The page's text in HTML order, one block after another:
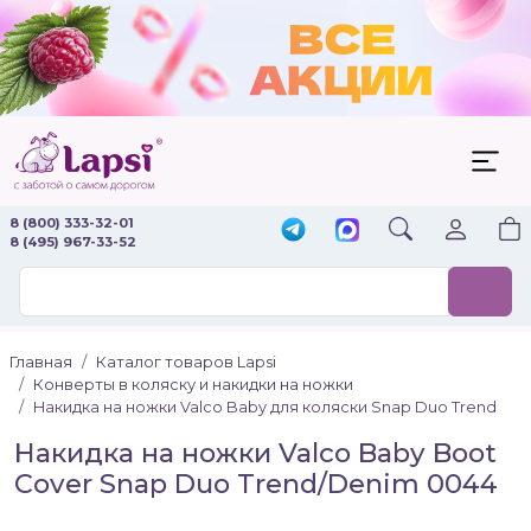
8 (800) 333-32-01
8 (495) 967-33-52
Главная
Каталог товаров Lapsi
Конверты в коляску и накидки на ножки
Накидка на ножки Valco Baby для коляски Snap Duo Trend
Накидка на ножки Valco Baby Boot
Cover Snap Duo Trend/Denim 0044